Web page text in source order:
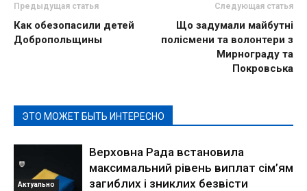
Предыдущая статья
Как обезопасили детей
Добропольщины
Следующая статья
Що задумали майбутні
полісмени та волонтери з
Мирнограду та
Покровська
ЭТО МОЖЕТ БЫТЬ ИНТЕРЕСНО
Актуально
Верховна Рада встановила
максимальний рівень виплат сім’ям
загиблих і зниклих безвісти